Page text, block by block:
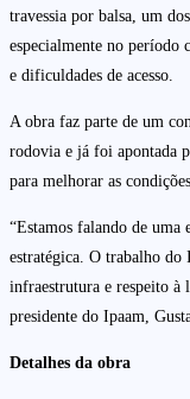
travessia por balsa, um
especialmente no período
e dificuldades de acesso.
A obra faz parte de um
rodovia e já foi apontada
para melhorar as
“Estamos falando de uma
estratégica. O trabalho do
infraestrutura e respeito à
presidente do Ipaam,
Detalhes da obra